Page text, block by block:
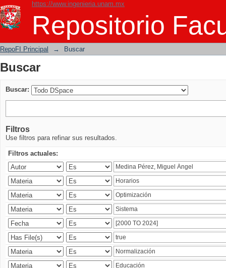
https://www.ingenieria.unam.mx
Repositorio
Buscar
RepoFI Principal → Buscar
Buscar
Buscar:
Filtros
Use filtros para refinar sus resultados.
Filtros actuales: